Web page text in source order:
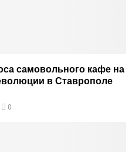
самовольного кафе на
в Ставрополе
0